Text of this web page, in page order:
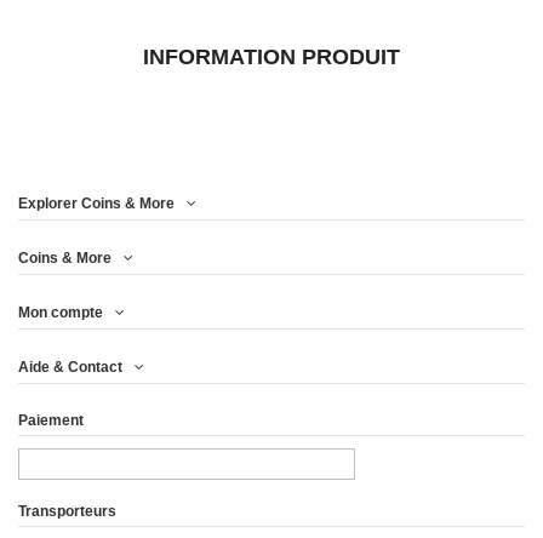
INFORMATION PRODUIT
Explorer Coins & More
Coins & More
Mon compte
Aide & Contact
Paiement
Transporteurs